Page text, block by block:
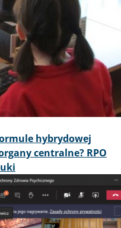
hybrydowej
centralne? RPO